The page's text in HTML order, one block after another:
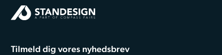
Tilmeld dig vores nyhedsbrev